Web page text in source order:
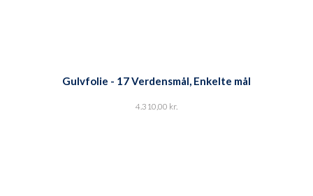
Gulvfolie - 17 Verdensmål, Enkelte mål
4.310,00 kr.